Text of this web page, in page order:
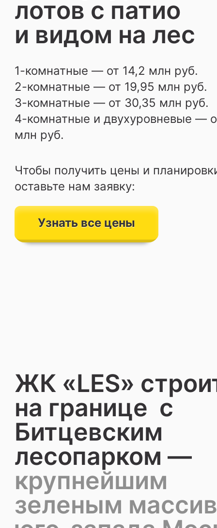
лотов с патио
и видом на лес
1-комнатные — от 14,2 млн руб.
2-комнатные — от 19,95 млн руб.
3-комнатные — от 30,35 млн руб.
4-комнатные и двухуровневые —
млн руб.
Чтобы получить цены и
оставьте нам заявку:
Узнать все цены
ЖК «LES»
на границе с
Битцевским
лесопарком —
крупнейшим
зеленым